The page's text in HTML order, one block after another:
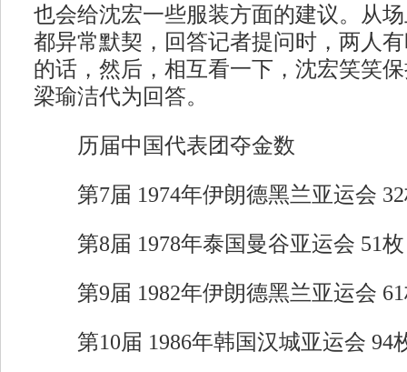
也会给沈宏一些服装方面的建议。从
都异常默契，回答记者提问时，两人
的话，然后，相互看一下，沈宏笑笑
梁瑜洁代为回答。
历届中国代表团夺金数
第7届 1974年伊朗德黑兰亚运会 32
第8届 1978年泰国曼谷亚运会 51枚
第9届 1982年伊朗德黑兰亚运会 61
第10届 1986年韩国汉城亚运会 94